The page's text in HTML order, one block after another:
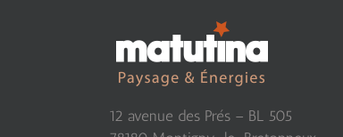
12 avenue des Prés – BL 505